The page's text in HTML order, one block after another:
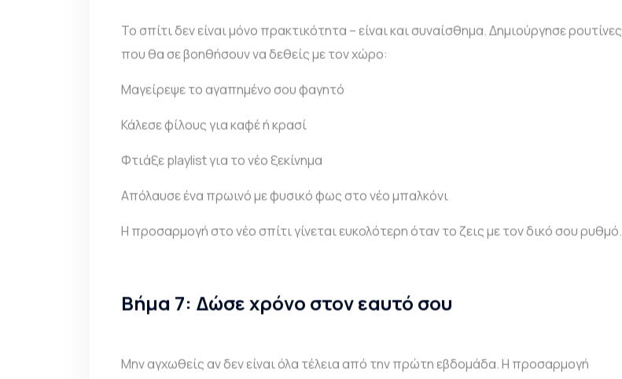
Το σπίτι δεν είναι μόνο πρακτικότητα – είναι και συναίσθημα. Δημιούργησε ρουτίνες
που θα σε βοηθήσουν να δεθείς με τον χώρο:
Μαγείρεψε το αγαπημένο σου φαγητό
Κάλεσε φίλους για καφέ ή κρασί
Φτιάξε playlist για το νέο ξεκίνημα
Απόλαυσε ένα πρωινό με φυσικό φως στο νέο μπαλκόνι
Η προσαρμογή στο νέο σπίτι γίνεται ευκολότερη όταν το ζεις με τον δικό σου ρυθμό.
Βήμα 7: Δώσε χρόνο στον εαυτό σου
Μην αγχωθείς αν δεν είναι όλα τέλεια από την πρώτη εβδομάδα. Η προσαρμογή